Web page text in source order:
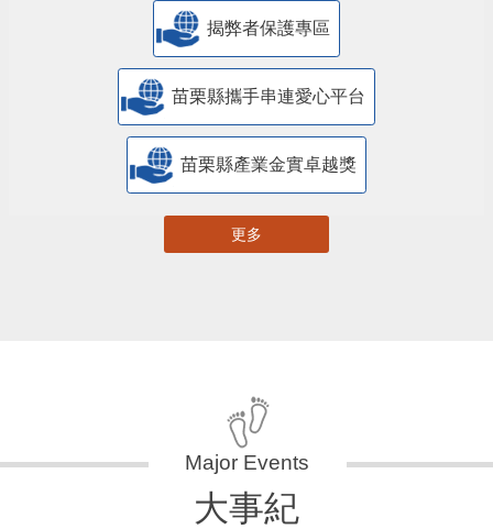
揭弊者保護專區
苗栗縣攜手串連愛心平台
苗栗縣產業金實卓越獎
更多
大事紀